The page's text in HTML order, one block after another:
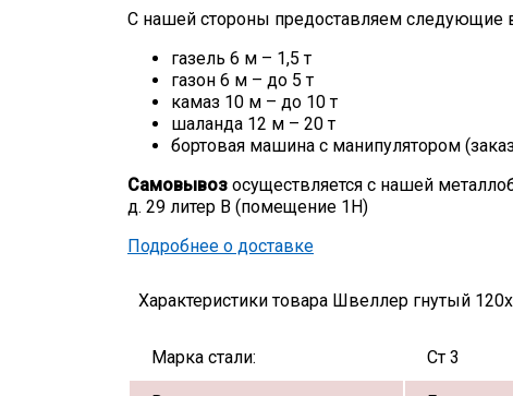
С нашей стороны предоставляем следующие
газель 6 м – 1,5 т
газон 6 м – до 5 т
камаз 10 м – до 10 т
шаланда 12 м – 20 т
бортовая машина с манипулятором
Самовывоз осуществляется с нашей
д. 29 литер В (помещение 1Н)
Подробнее о доставке
Характеристики товара Швеллер гнутый
Марка стали: Ст 3